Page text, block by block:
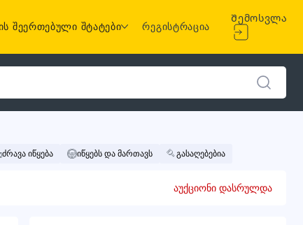
შეერთებული შტატები რეგისტრაცია
Შემოსვლა
ძრავა იწყება იწყებს და მართავს გასაღებებია
აუქციონი დასრულდა